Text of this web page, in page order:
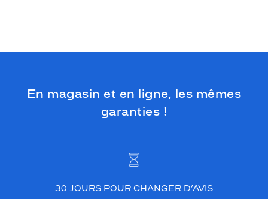
En magasin et en ligne, les mêmes
garanties !
30 JOURS POUR CHANGER D’AVIS